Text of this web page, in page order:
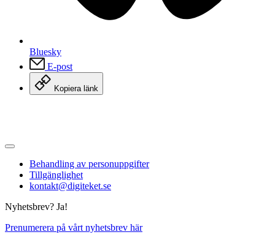
Bluesky
E-post
Kopiera länk
Behandling av personuppgifter
Tillgänglighet
kontakt@digiteket.se
Nyhetsbrev? Ja!
Prenumerera på vårt nyhetsbrev här